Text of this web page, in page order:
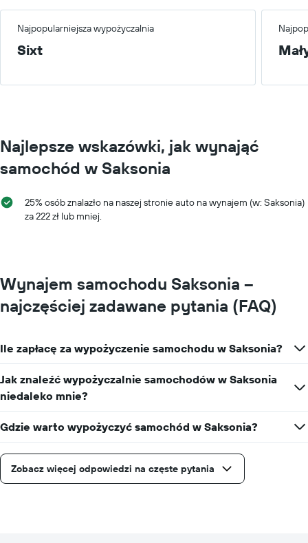
Najpopularniejsza wypożyczalnia
Sixt
Najlepsze wskazówki, jak wynająć
samochód w Saksonia
25% osób znalazło na naszej stronie auto na wynajem (w: Saksonia)
za 222 zł lub mniej.
Wynajem samochodu Saksonia –
najczęściej zadawane pytania (FAQ)
Ile zapłacę za wypożyczenie samochodu w Saksonia?
Jak znaleźć wypożyczalnie samochodów w Saksonia
niedaleko mnie?
Gdzie warto wypożyczyć samochód w Saksonia?
Zobacz więcej odpowiedzi na częste pytania